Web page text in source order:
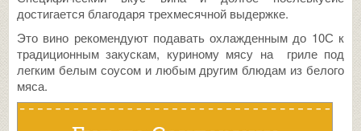
достигается благодаря трехмесячной выдержке.
Это вино рекомендуют подавать охлажденным до 10С к
традиционным закускам, куриному мясу на гриле под
легким белым соусом и любым другим блюдам из белого
мяса.